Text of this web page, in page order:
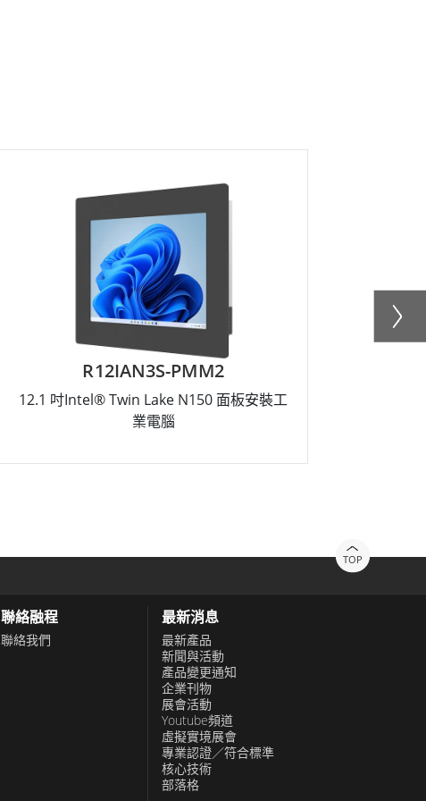
R12IAN3S-PMM2
12.1 吋Intel® Twin Lake N150 面板安裝工
業電腦
TOP
聯絡融程
聯絡我們
最新消息
最新產品
新聞與活動
產品變更通知
企業刊物
展會活動
Youtube頻道
虛擬實境展會
專業認證／符合標準
核心技術
部落格